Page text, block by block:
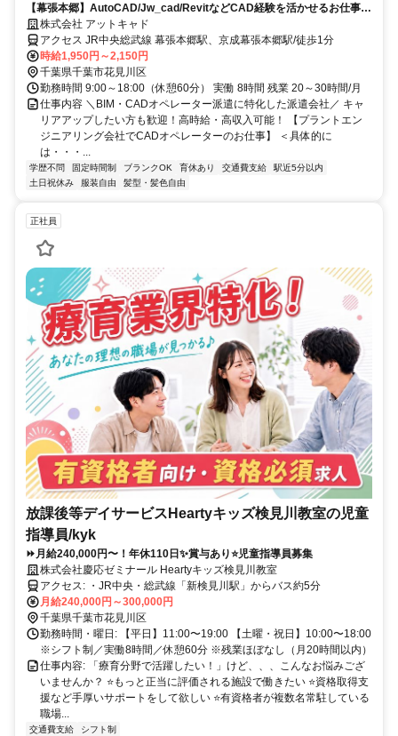
【幕張本郷】AutoCAD/Jw_cad/RevitなどCAD経験を活かせるお仕事を
ご紹介！
株式会社 アットキャド
アクセス JR中央総武線 幕張本郷駅、京成幕張本郷駅/徒歩1分
時給1,950円～2,150円
千葉県千葉市花見川区
勤務時間 9:00～18:00（休憩60分） 実働 8時間 残業 20～30時間/月
仕事内容 ＼BIM・CADオペレーター派遣に特化した派遣会社／ キャ
リアアップしたい方も歓迎！高時給・高収入可能！ 【プラントエン
ジニアリング会社でCADオペレーターのお仕事】 ＜具体的に
は・・・...
学歴不問 固定時間制 ブランクOK 育休あり 交通費支給
駅近5分以内
土日祝休み
服装自由 髪型・髪色自由
正社員
放課後等デイサービスHeartyキッズ検見川教室の児童
指導員/kyk
⏩️月給240,000円〜！年休110日✨️賞与あり⭐児童指導員募集
株式会社慶応ゼミナール Heartyキッズ検見川教室
アクセス: ・JR中央・総武線「新検見川駅」からバス約5分
月給240,000円～300,000円
千葉県千葉市花見川区
勤務時間・曜日: 【平日】11:00〜19:00 【土曜・祝日】10:00〜18:00
※シフト制／実働8時間／休憩60分 ※残業ほぼなし（月20時間以内）
仕事内容: 「療育分野で活躍したい！」けど、、、こんなお悩みござ
いませんか？ ⭐もっと正当に評価される施設で働きたい ⭐資格取得支
援など手厚いサポートをして欲しい ⭐有資格者が複数名常駐している
職場...
交通費支給 シフト制